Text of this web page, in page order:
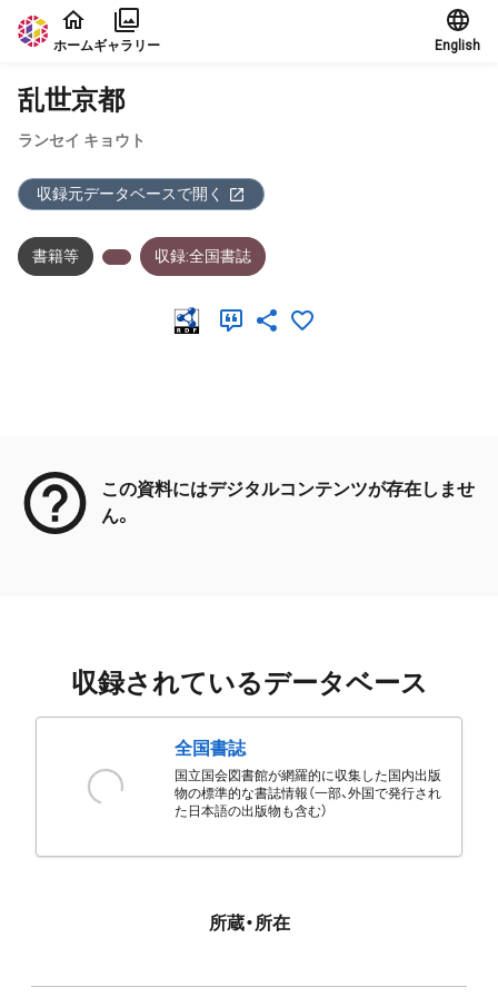
本文に飛ぶ
ホームギャラリー English
乱世京都
ランセイ キョウト
収録元データベースで開く
書籍等 収録:全国書誌
この資料にはデジタルコンテンツが存在しませ
ん。
収録されているデータベース
全国書誌
国立国会図書館が網羅的に収集した国内出版
物の標準的な書誌情報（一部、外国で発行され
た日本語の出版物も含む）
所蔵・所在